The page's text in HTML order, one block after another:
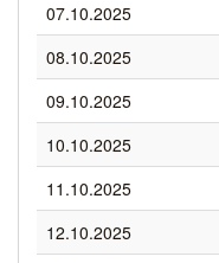
07.10.2025
08.10.2025
09.10.2025
10.10.2025
11.10.2025
12.10.2025